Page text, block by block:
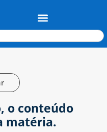
o conteúdo
matéria.